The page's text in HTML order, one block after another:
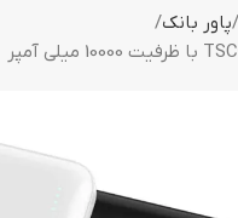
پاور بانک